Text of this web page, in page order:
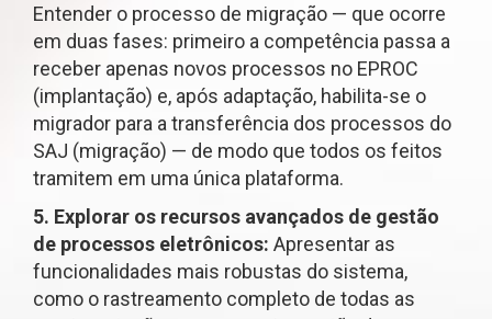
Entender o processo de migração — que ocorre
em duas fases: primeiro a competência passa a
receber apenas novos processos no EPROC
(implantação) e, após adaptação, habilita-se o
migrador para a transferência dos processos do
SAJ (migração) — de modo que todos os feitos
tramitem em uma única plataforma.
5. Explorar os recursos avançados de gestão
de processos eletrônicos: Apresentar as
funcionalidades mais robustas do sistema,
como o rastreamento completo de todas as